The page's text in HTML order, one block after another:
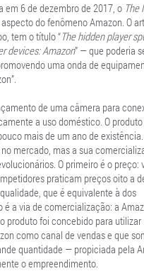
em 6 de dezembro de 2017, o The
do fenômeno Amazon. O
tem o título “The hidden player
devices: Amazon” — que poderia
uma onda de
de uma câmera para
a uso doméstico. O
mais de um ano de
mercado, mas a sua
O primeiro é o preço:
praticam preços oito a
que é equivalente à dos
a via de comercialização: a
produto foi concebido para utilizar
como canal de vendas e que
quantidade — propiciada pela
o empreendimento.